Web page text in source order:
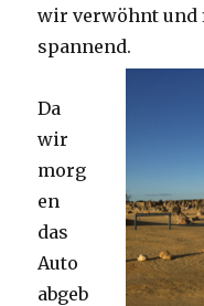
wir verwöhnt und
spannend.
Da
wir
morg
en
das
Auto
abgeb